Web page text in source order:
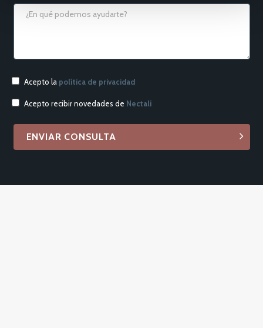
Acepto la política de privacidad
Acepto recibir novedades de Nectali